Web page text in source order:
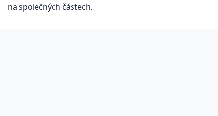
na společných částech.